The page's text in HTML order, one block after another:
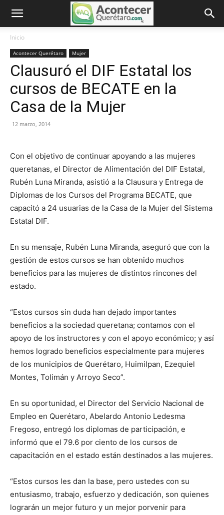
Inicio
Acontecer Querétaro Mujer
Clausuró el DIF Estatal los
cursos de BECATE en la
Casa de la Mujer
12 marzo, 2014
Con el objetivo de continuar apoyando a las mujeres
queretanas, el Director de Alimentación del DIF Estatal,
Rubén Luna Miranda, asistió a la Clausura y Entrega de
Diplomas de los Cursos del Programa BECATE, que
capacitó a 24 usuarias de la Casa de la Mujer del Sistema
Estatal DIF.
En su mensaje, Rubén Luna Miranda, aseguró que con la
gestión de estos cursos se han obtenido muchos
beneficios para las mujeres de distintos rincones del
estado.
“Estos cursos sin duda han dejado importantes
beneficios a la sociedad queretana; contamos con el
apoyo de los instructores y con el apoyo económico; y así
hemos logrado beneficios especialmente para mujeres
de los municipios de Querétaro, Huimilpan, Ezequiel
Montes, Tolimán y Arroyo Seco”.
En su oportunidad, el Director del Servicio Nacional de
Empleo en Querétaro, Abelardo Antonio Ledesma
Fregoso, entregó los diplomas de participación, e
informó que el 79.6 por ciento de los cursos de
capacitación en el estado están destinados a las mujeres.
“Estos cursos les dan la base, pero ustedes con su
entusiasmo, trabajo, esfuerzo y dedicación, son quienes
lograrán un mejor futuro y un mejor porvenir para